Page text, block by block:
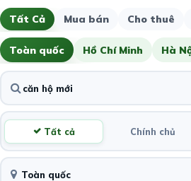
Tất Cả Mua bán Cho thuê
Toàn quốc Hồ Chí Minh Hà
Tất cả Chính chủ
Toàn quốc